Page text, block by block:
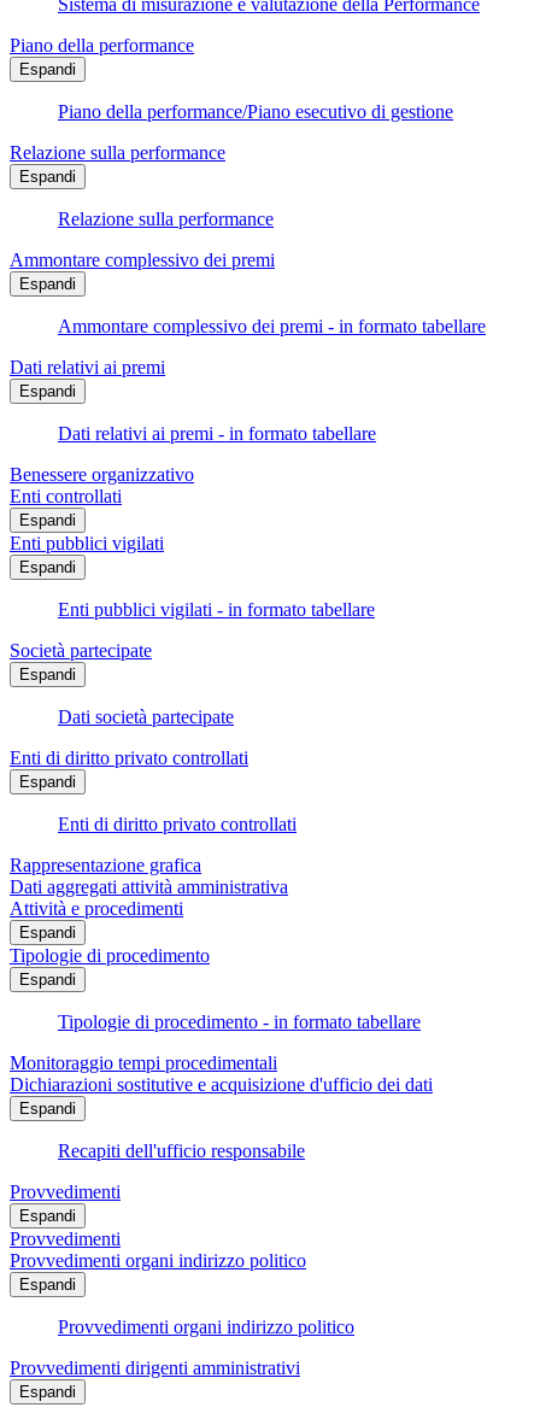
Sistema di misurazione e valutazione della Performance
Piano della performance
Espandi
Piano della performance/Piano esecutivo di gestione
Relazione sulla performance
Espandi
Relazione sulla performance
Ammontare complessivo dei premi
Espandi
Ammontare complessivo dei premi - in formato tabellare
Dati relativi ai premi
Espandi
Dati relativi ai premi - in formato tabellare
Benessere organizzativo
Enti controllati
Espandi
Enti pubblici vigilati
Espandi
Enti pubblici vigilati - in formato tabellare
Società partecipate
Espandi
Dati società partecipate
Enti di diritto privato controllati
Espandi
Enti di diritto privato controllati
Rappresentazione grafica
Dati aggregati attività amministrativa
Attività e procedimenti
Espandi
Tipologie di procedimento
Espandi
Tipologie di procedimento - in formato tabellare
Monitoraggio tempi procedimentali
Dichiarazioni sostitutive e acquisizione d'ufficio dei dati
Espandi
Recapiti dell'ufficio responsabile
Provvedimenti
Espandi
Provvedimenti
Provvedimenti organi indirizzo politico
Espandi
Provvedimenti organi indirizzo politico
Provvedimenti dirigenti amministrativi
Espandi